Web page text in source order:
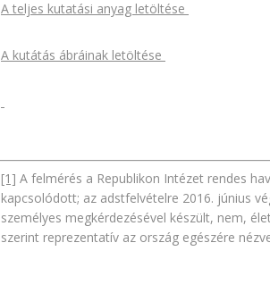
A teljes kutatási anyag letöltése
A kutátás ábráinak letöltése
[1] A felmérés a Republikon Intézet rendes
kapcsolódott; az adstfelvételre 2016. június
személyes megkérdezésével készült, nem,
szerint reprezentatív az ország egészére